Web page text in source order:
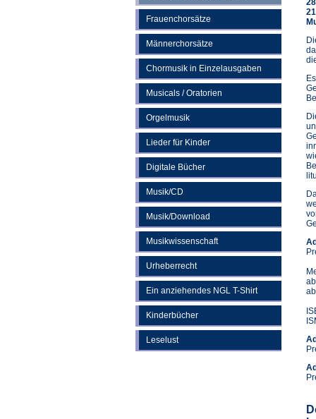
Frauenchorsätze
Männerchorsätze
Chormusik in Einzelausgaben
Musicals / Oratorien
Orgelmusik
Lieder für Kinder
Digitale Bücher
Musik/CD
Musik/Download
Musikwissenschaft
Urheberrecht
Ein anziehendes NGL T-Shirt
Kinderbücher
Leselust